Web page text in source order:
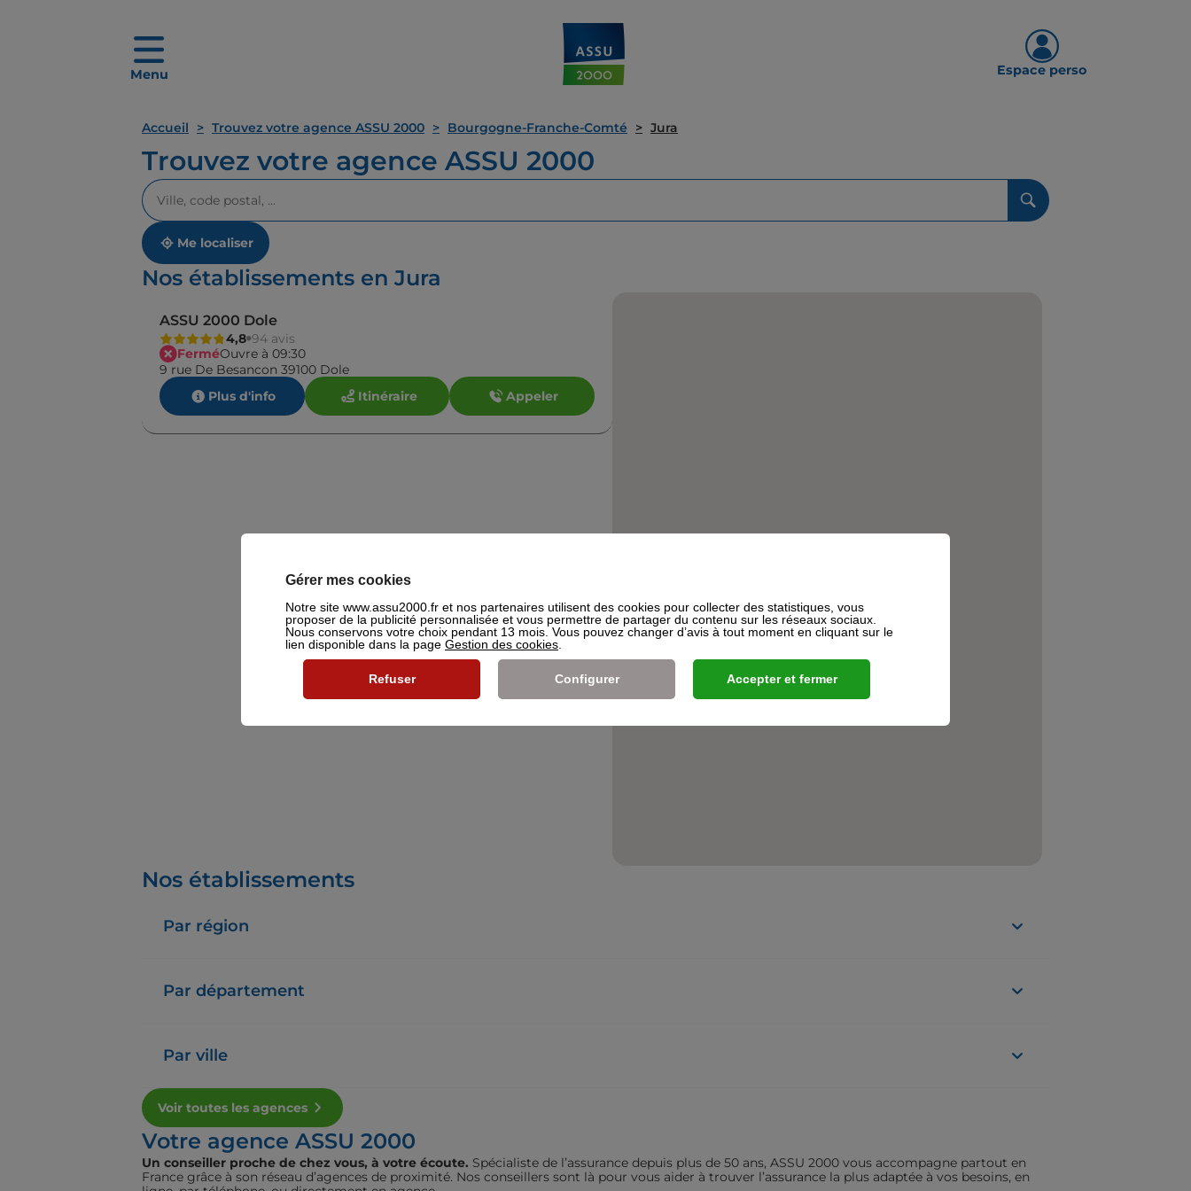
Menu Espace perso
Accueil Trouvez votre agence ASSU 2000 Bourgogne-Franche-Comté Jura
Trouvez votre agence ASSU 2000
Veuillez
renseigner
une
adresse
Me localiser
Nos établissements en Jura
ASSU 2000 Dole
4,8 94 avis
FerméOuvre à 09:30
9 rue De Besancon 39100 Dole
Plus d'info
Itinéraire Appeler
Nos établissements
Par région
Par département
Par ville
Voir toutes les agences
Votre agence ASSU 2000
Un conseiller proche de chez vous, à votre écoute. Spécialiste de l’assurance depuis plus de 50 ans, ASSU 2000 vous accompagne partout en
France grâce à son réseau d’agences de proximité. Nos conseillers sont là pour vous aider à trouver l’assurance la plus adaptée à vos besoins, en
Gérer mes cookies
Notre site www.assu2000.fr et nos partenaires utilisent des cookies pour collecter des statistiques, vous
proposer de la publicité personnalisée et vous permettre de partager du contenu sur les réseaux sociaux.
Nous conservons votre choix pendant 13 mois. Vous pouvez changer d’avis à tout moment en cliquant sur le
lien disponible dans la page Gestion des cookies
Refuser Configurer Accepter et fermer